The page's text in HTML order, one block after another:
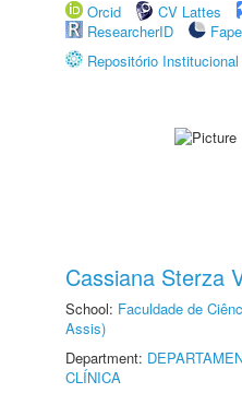
Orcid
CV Lattes
ResearcherID
Repositório
Cassiana Sterza
School: Faculdade de
Assis)
Department:
CLÍNICA